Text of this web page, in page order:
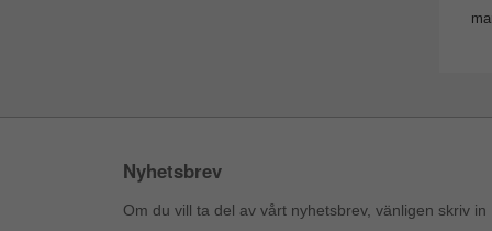
Nyhetsbrev
Om du vill ta del av vårt nyhetsbrev, vänligen skriv in